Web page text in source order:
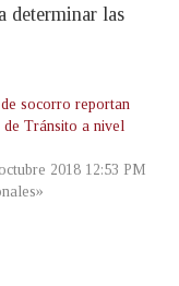
determinar las
socorro reportan
de Tránsito a nivel
2018 12:53 PM